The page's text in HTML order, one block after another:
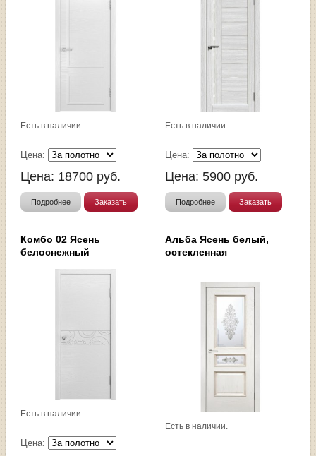
Есть в наличии.
Цена:
Цена: 18700 руб.
Подробнее Заказать
Есть в наличии.
Цена:
Цена: 5900 руб.
Подробнее Заказать
Комбо 02 Ясень
белоснежный
Есть в наличии.
Цена:
Альба Ясень белый,
остекленная
Есть в наличии.